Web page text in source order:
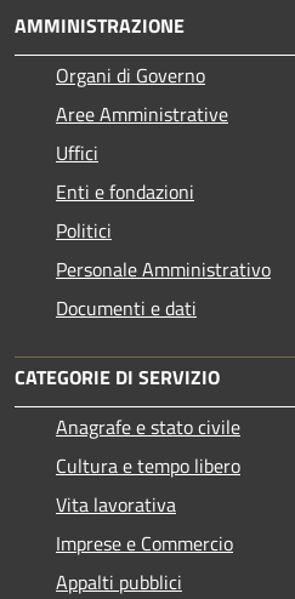
AMMINISTRAZIONE
Organi di Governo
Aree Amministrative
Uffici
Enti e fondazioni
Politici
Personale Amministrativo
Documenti e dati
CATEGORIE DI SERVIZIO
Anagrafe e stato civile
Cultura e tempo libero
Vita lavorativa
Imprese e Commercio
Appalti pubblici